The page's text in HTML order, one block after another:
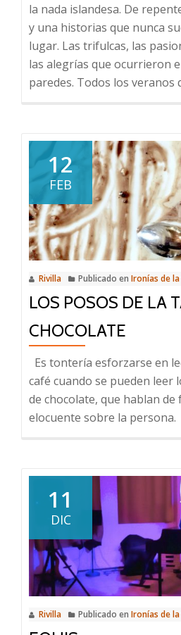
la nada islandesa. De
y una historias que nunca
lugar. Las trifulcas, las
las alegrías que ocurrieron
paredes. Todos los veranos
12
FEB
Rivilla Publicado en Ironías de
LOS POSOS DE LA
CHOCOLATE
Es tontería esforzarse en
café cuando se pueden leer
de chocolate, que hablan de
elocuente sobre la persona.
11
DIC
Rivilla Publicado en Ironías de